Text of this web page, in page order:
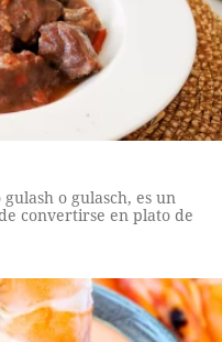
o gulasch, es un
convertirse en plato de